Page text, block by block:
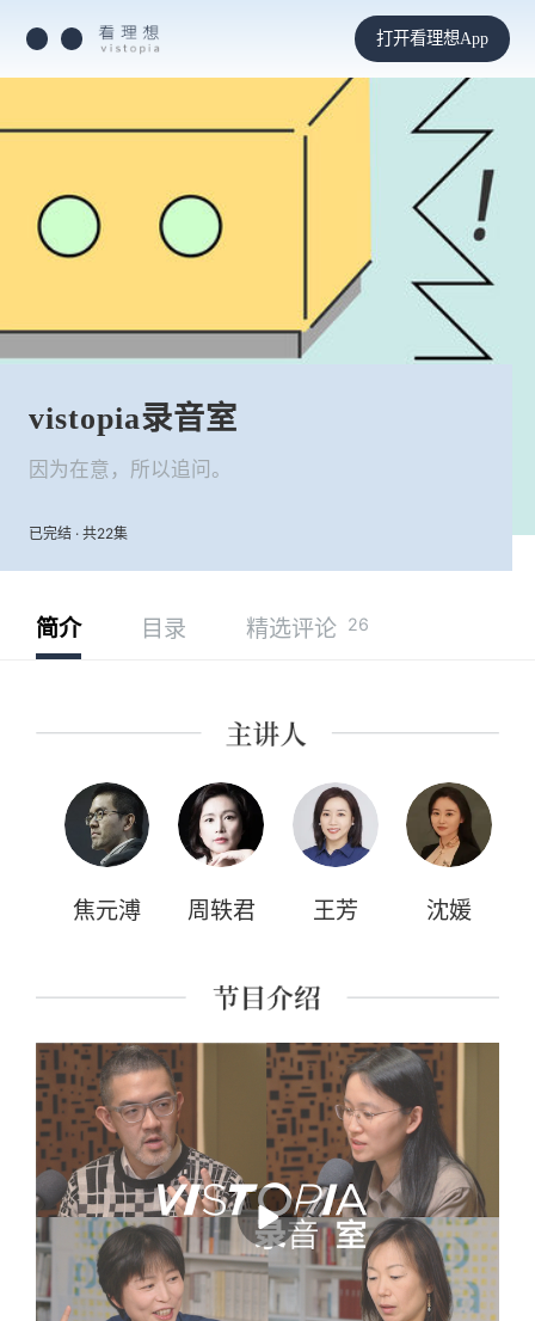
打开看理想App
vistopia录音室
因为在意，所以追问。
已完结 · 共22集
简介 目录 精选评论 26
焦元溥 周轶君 王芳 沈媛